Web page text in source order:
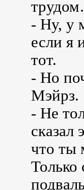
- Ну, у
если я
тот.
- Но
Мэйрз.
- Не
что ты
Только